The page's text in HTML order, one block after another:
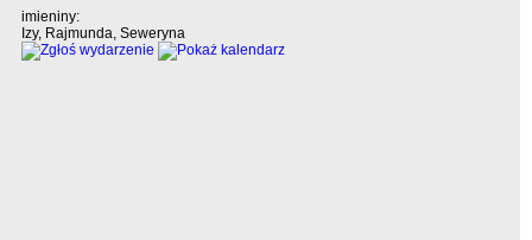
imieniny:
Izy, Rajmunda, Seweryna